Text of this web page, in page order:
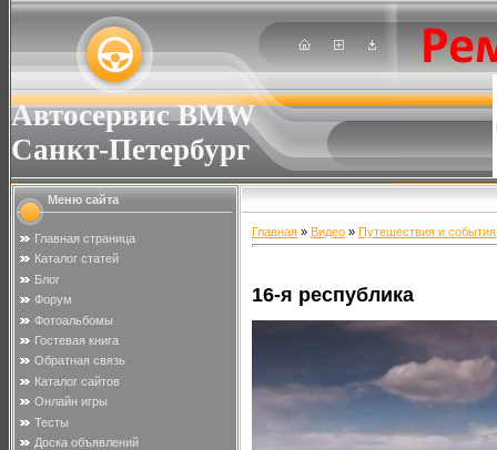
Автосервис BMW
Санкт-Петербург
Меню сайта
Главная страница
Каталог статей
Блог
Форум
Фотоальбомы
Гостевая книга
Обратная связь
Каталог сайтов
Онлайн игры
Тесты
Доска объявлений
Главная » Видео » Путешествия и события
16-я республика